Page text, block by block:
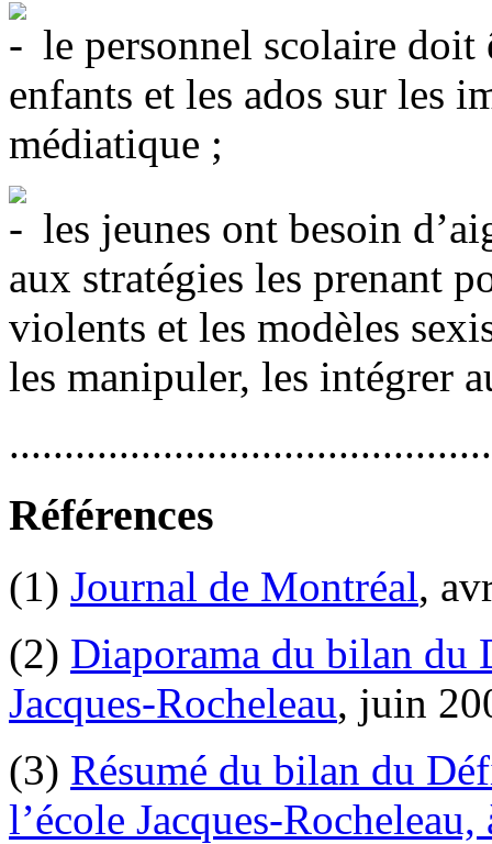
le personnel scolaire
enfants et les ados sur les
médiatique ;
les jeunes ont besoin
aux stratégies les prenant
violents et les modèles
les manipuler, les intégrer
Références
(1) Journal de Montréal,
(2) Diaporama du bilan du
Jacques-Rocheleau, juin
(3) Résumé du bilan du
l’école Jacques-